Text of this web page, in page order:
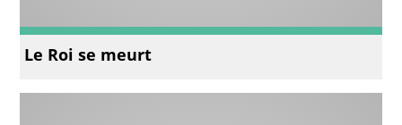
Le Roi se meurt